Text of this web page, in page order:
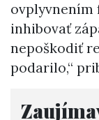
ovplyvnením
inhibovať
nepoškodiť
podarilo,“